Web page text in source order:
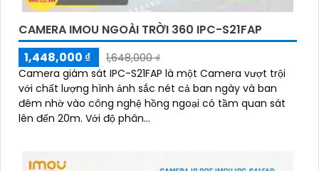
CAMERA IMOU NGOÀI TRỜI 360 IPC-S21FAP
1,448,000 ₫
1,648,000 ₫
Camera giám sát IPC-S21FAP là một Camera vượt trội
với chất lượng hình ảnh sắc nét cả ban ngày và ban
đêm nhờ vào công nghệ hồng ngoại có tầm quan sát
lên đến 20m. Với độ phân...